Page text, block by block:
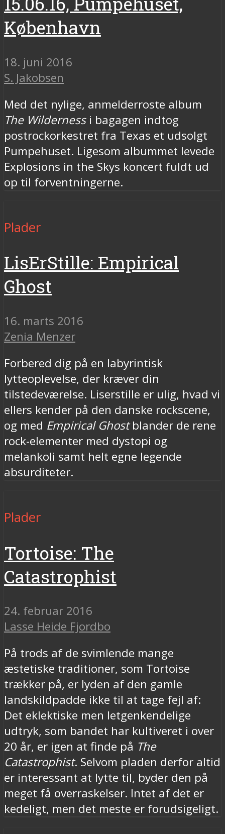
København
18. juni 2016
S. Jakobsen
Med det nylige, anmelderroste album
The Wildernessi bagagen indtog
postrockorkestret fra Texas et udsolgt
Pumpehuset. Ligesom albummet levede
Explosions in the Skys koncert fuldt ud
op til forventningerne.
Plader
LisErStille: Empirical
Ghost
16. marts 2016
Zenia Menzer
Forbered dig på en labyrintisk
lytteoplevelse, der kræver din
tilstedeværelse. Liserstille er ulig, hvad vi
ellers kender på den danske rockscene,
og med Empirical Ghostblander de rene
rock-elementer med dystopi og
melankoli samt helt egne legende
absurditeter.
Plader
Tortoise: The
Catastrophist
24. februar 2016
Lasse Heide Fjordbo
På trods af de svimlende mange
æstetiske traditioner, som Tortoise
trækker på, er lyden af den gamle
landskildpadde ikke til at tage fejl af:
Det eklektiske men letgenkendelige
udtryk, som bandet har kultiveret i over
20 år, er igen at finde på The
Catastrophist. Selvom pladen derfor altid
er interessant at lytte til, byder den på
meget få overraskelser. Intet af det er
kedeligt, men det meste er forudsigeligt.